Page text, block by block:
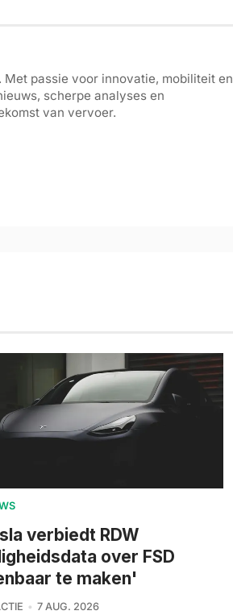
passie voor innovatie, mobiliteit en
scherpe analyses en
van vervoer.
verbiedt RDW
over FSD
te maken'
7 AUG. 2026